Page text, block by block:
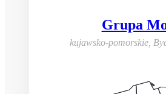
Grupa
kujawsko-pomorskie,